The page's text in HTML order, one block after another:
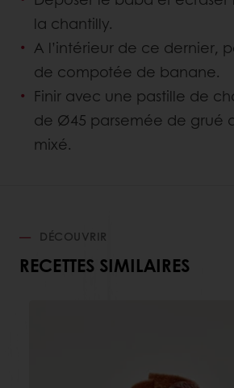
la chantilly.
A l’intérieur de ce dernier,
de compotée de banane.
Finir avec une pastille de
de Ø45 parsemée de grué
mixé.
DÉCOUVRIR
RECETTES SIMILAIRES